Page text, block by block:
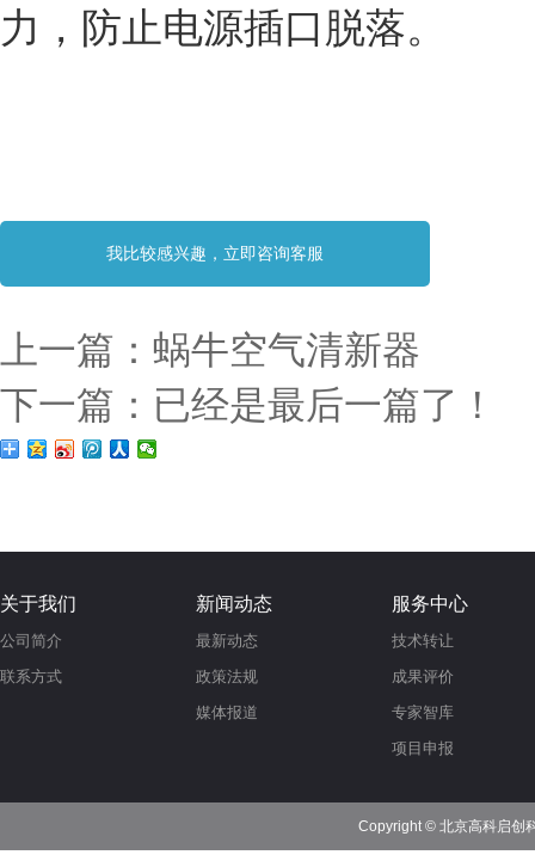
力，防止电源插口脱落。
我比较感兴趣，立即咨询客服
上一篇：蜗牛空气清新器
下一篇：已经是最后一篇了！
关于我们
公司简介
联系方式
新闻动态
最新动态
政策法规
媒体报道
服务中心
技术转让
成果评价
专家智库
项目申报
Copyright © 北京高科启创